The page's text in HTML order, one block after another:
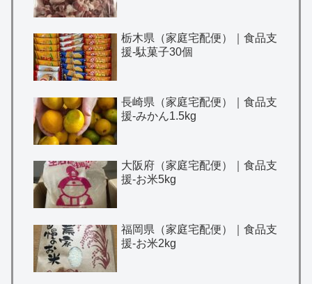
栃木県（家庭宅配便）｜食品支
援-駄菓子30個
長崎県（家庭宅配便）｜食品支
援-みかん1.5kg
大阪府（家庭宅配便）｜食品支
援-お米5kg
福岡県（家庭宅配便）｜食品支
援-お米2kg